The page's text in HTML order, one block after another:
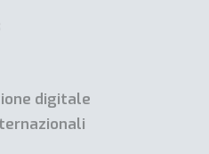
digitale